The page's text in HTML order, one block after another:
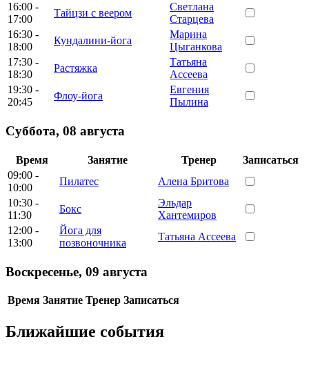
16:00 -
17:00
Тайцзи с веером
Светлана
Старцева
16:30 -
18:00
Кундалини-йога
Марина
Цыганкова
17:30 -
18:30
Растяжка
Татьяна
Ассеева
19:30 -
20:45
Флоу-йога
Евгения
Пылина
Суббота, 08 августа
Время Занятие Тренер
Записаться
09:00 -
10:00
Пилатес
Алена Бритова
10:30 -
11:30
Бокс
Эльдар
Хантемиров
12:00 -
13:00
Йога для
позвоночника
Татьяна Ассеева
Воскресенье, 09 августа
Время Занятие Тренер Записаться
Ближайшие события